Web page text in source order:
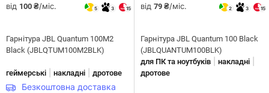
від 100 ₴/міс. 5 3 15
Гарнiтура JBL Quantum 100M2
Black (JBLQTUM100M2BLK)
геймерські накладні дротове
Безкоштовна доставка
від 79 ₴/міс. 2 3 15
Гарнiтура JBL Quantum 100 Black
(JBLQUANTUM100BLK)
для ПК та ноутбуків
накладні
дротове